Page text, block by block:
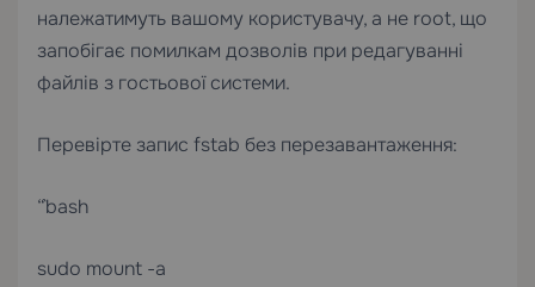
належатимуть вашому користувачу, а не root, що
запобігає помилкам дозволів при редагуванні
файлів з гостьової системи.
Перевірте запис fstab без перезавантаження:
“`bash
sudo mount -a